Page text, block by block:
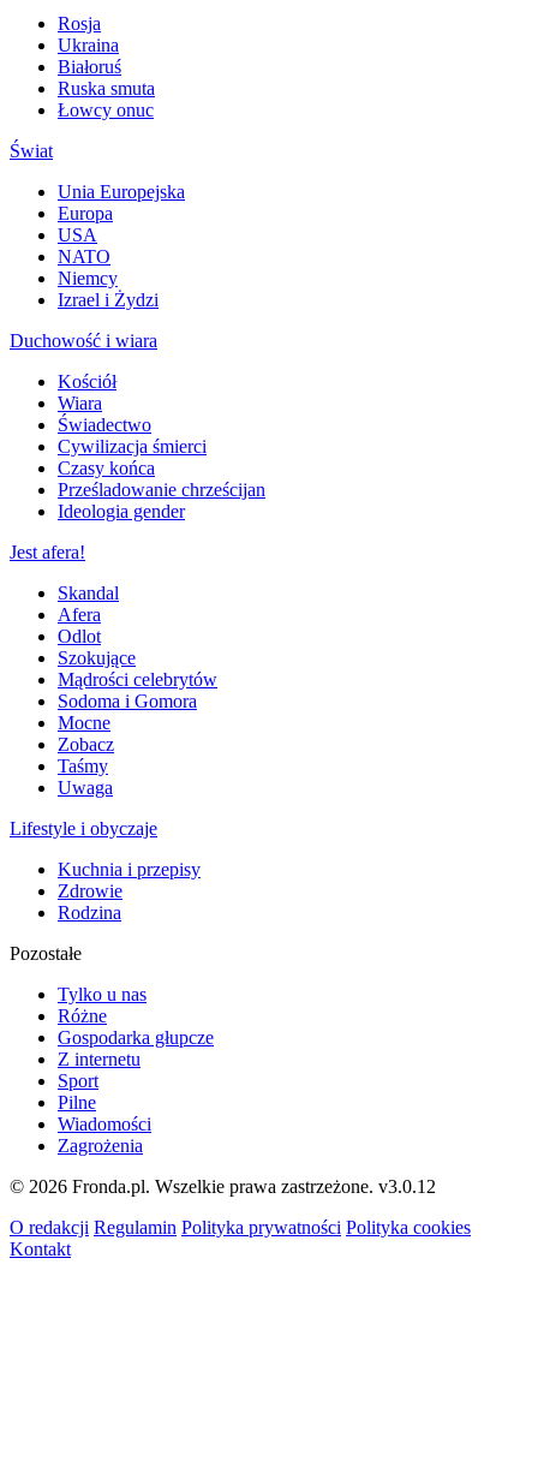
Rosja
Ukraina
Białoruś
Ruska smuta
Łowcy onuc
Świat
Unia Europejska
Europa
USA
NATO
Niemcy
Izrael i Żydzi
Duchowość i wiara
Kościół
Wiara
Świadectwo
Cywilizacja śmierci
Czasy końca
Prześladowanie chrześcijan
Ideologia gender
Jest afera!
Skandal
Afera
Odlot
Szokujące
Mądrości celebrytów
Sodoma i Gomora
Mocne
Zobacz
Taśmy
Uwaga
Lifestyle i obyczaje
Kuchnia i przepisy
Zdrowie
Rodzina
Pozostałe
Tylko u nas
Różne
Gospodarka głupcze
Z internetu
Sport
Pilne
Wiadomości
Zagrożenia
© 2026 Fronda.pl. Wszelkie prawa zastrzeżone. v3.0.12
O redakcji Regulamin Polityka prywatności Polityka cookies
Kontakt